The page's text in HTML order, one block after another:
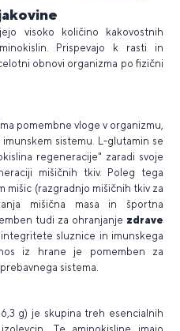
visoko količino kakovostnih
Prispevajo k rasti in
obnovi organizma po fizični
pomembne vloge v organizmu,
sistemu. L-glutamin se
regeneracije" zaradi svoje
mišičnih tkiv. Poleg tega
mišic (razgradnjo mišičnih tkiv za
mišična masa in športna
tudi za ohranjanje zdrave
, integritete sluznice in imunskega
iz hrane je pomemben za
sistema.
g) je skupina treh esencialnih